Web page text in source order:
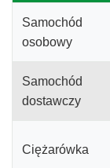
Samochód
osobowy
Samochód
dostawczy
Ciężarówka